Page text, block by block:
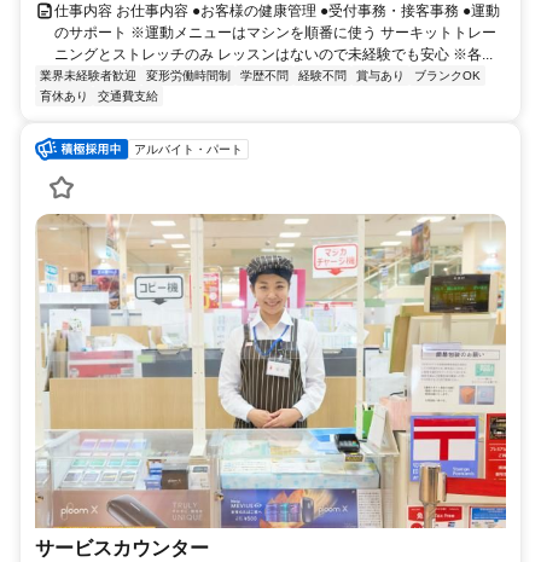
仕事内容 お仕事内容 ●お客様の健康管理 ●受付事務・接客事務 ●運動
のサポート ※運動メニューはマシンを順番に使う サーキットトレー
ニングとストレッチのみ レッスンはないので未経験でも安心 ※各...
業界未経験者歓迎 変形労働時間制 学歴不問 経験不問 賞与あり
ブランクOK
育休あり
交通費支給
アルバイト・パート
サービスカウンター